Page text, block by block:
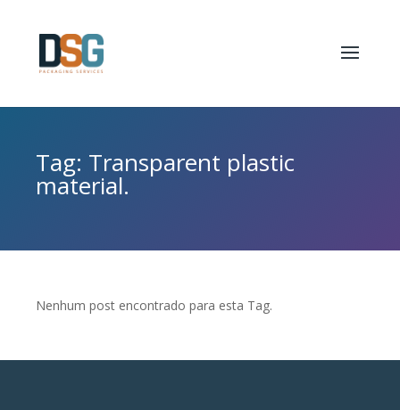
Tag: Transparent plastic
material.
Nenhum post encontrado para esta Tag.